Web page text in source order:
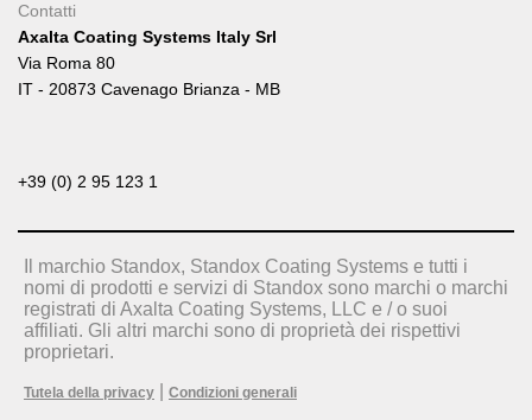
Contatti
Axalta Coating Systems Italy Srl
Via Roma 80
IT - 20873 Cavenago Brianza - MB
+39 (0) 2 95 123 1
Il marchio Standox, Standox Coating Systems e tutti i
nomi di prodotti e servizi di Standox sono marchi o marchi
registrati di Axalta Coating Systems, LLC e / o suoi
affiliati. Gli altri marchi sono di proprietà dei rispettivi
proprietari.
Tutela della privacy Condizioni generali